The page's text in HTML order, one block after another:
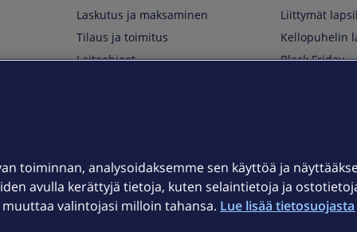
Laskutus ja maksaminen
Tilaus ja toimitus
Laiteohjeet
Kuuluvuuskartta
Asiakastiedotteet
OmaElisa-sovellus
Liittymät
Kellopuhelin
Black Friday
toiminnan, analysoidaksemme sen käyttöä ja
avulla kerättyjä tietoja, kuten selaintietoja ja
valintojasi milloin tahansa. Lue lisää tietosuojasta